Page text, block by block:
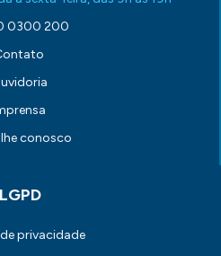
0300 200
conosco
LGPD
privacidade